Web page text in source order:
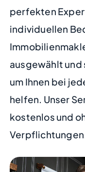
perfekten
individuellen
ausgewählt
um Ihnen bei
helfen. Unser
kostenlos und